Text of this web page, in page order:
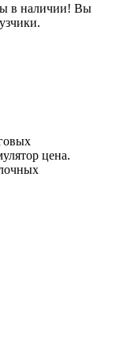
в наличии! Вы
цена.